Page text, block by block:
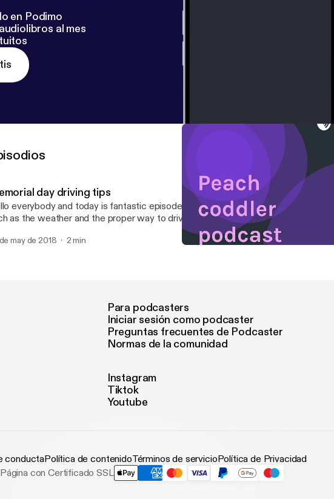
en Podimo
al mes
day driving tips
everybody and today is fantastic episode we go through a few different topic
as the weather and the proper way to drive in various scenarios it’s sure to be at
may de 2018 2 min
Para podcasters
Iniciar sesión como podcaster
Preguntas frecuentes de Podcaster
Normas de la comunidad
Instagram
Tiktok
Youtube
conductaPolítica de contenidoTérminos de servicioPolítica de Privacidad
Página con Certificado SSL